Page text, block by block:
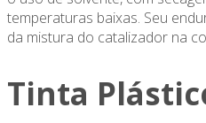
temperaturas baixas. Seu
da mistura do catalizador na
Tinta